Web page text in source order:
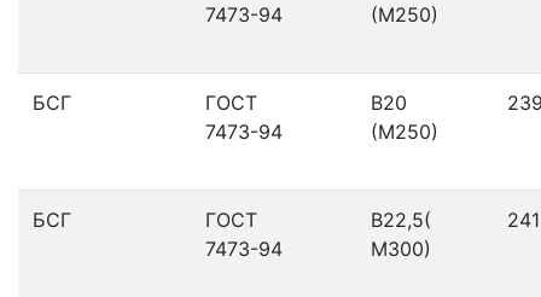
7473-94
(М250)
БСГ
ГОСТ
7473-94
В20
(М250)
БСГ
ГОСТ
7473-94
В22,5(
М300)